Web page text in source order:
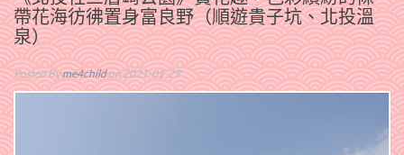
帶花海彷彿置身富良野（順遊貴子坑、北投溫
泉）
Posted Byme4childon 2021-01-29